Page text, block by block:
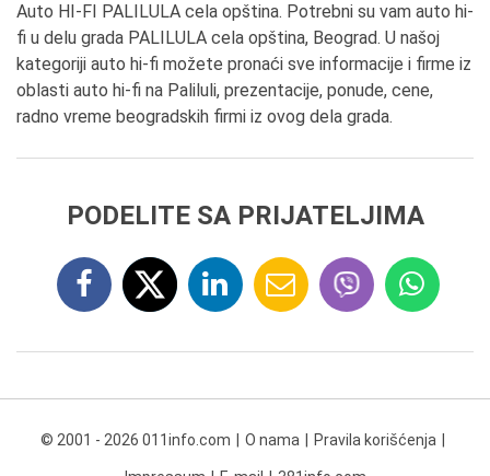
Auto HI-FI PALILULA cela opština. Potrebni su vam auto hi-
fi u delu grada PALILULA cela opština, Beograd. U našoj
kategoriji auto hi-fi možete pronaći sve informacije i firme iz
oblasti auto hi-fi na Paliluli, prezentacije, ponude, cene,
radno vreme beogradskih firmi iz ovog dela grada.
PODELITE SA PRIJATELJIMA
© 2001 - 2026 011info.com O nama Pravila korišćenja